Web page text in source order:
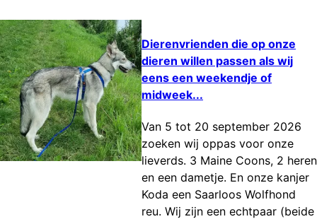
Dierenvrienden die op onze
dieren willen passen als wij
eens een weekendje of
midweek...
Van 5 tot 20 september 2026
zoeken wij oppas voor onze
lieverds. 3 Maine Coons, 2 heren
en een dametje. En onze kanjer
Koda een Saarloos Wolfhond
reu. Wij zijn een echtpaar (beide